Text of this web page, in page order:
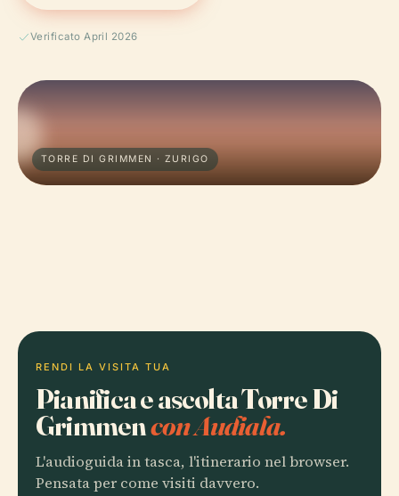
Verificato April 2026
TORRE DI GRIMMEN · ZURIGO
RENDI LA VISITA TUA
Pianifica e ascolta Torre Di
Grimmencon Audiala.
L'audioguida in tasca, l'itinerario nel browser.
Pensata per come visiti davvero.